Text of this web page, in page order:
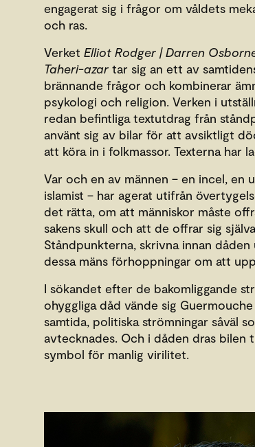
engagerat sig i frågor om våldets
och ras.
Verket Elliot Rodger | Darren
Taheri-azar tar sig an ett av
brännande frågor och kombinerar
psykologi och religion. Verken i
redan befintliga textutdrag från
använt sig av bilar för att avsiktligt
att köra in i folkmassor. Texterna har
Var och en av männen – en incel, en
islamist – har agerat utifrån
det rätta, om att människor måste
sakens skull och att de offrar sig
Ståndpunkterna, skrivna innan
dessa mäns förhoppningar om att
I sökandet efter de bakomliggande
ohyggliga dåd vände sig
samtida, politiska strömningar såväl
avtecknades. Och i dåden dras bilen
symbol för manlig virilitet.